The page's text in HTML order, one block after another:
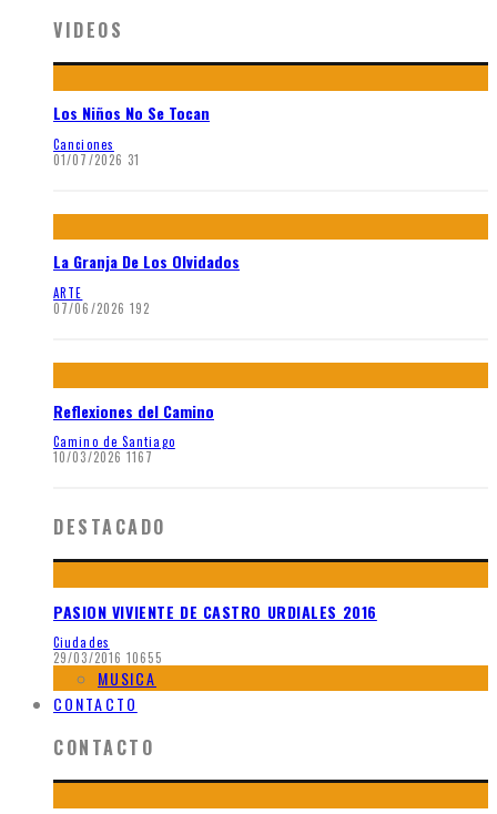
VIDEOS
Los Niños No Se Tocan
Canciones
01/07/2026 31
La Granja De Los Olvidados
ARTE
07/06/2026 192
Reflexiones del Camino
Camino de Santiago
10/03/2026 1167
DESTACADO
PASION VIVIENTE DE CASTRO URDIALES 2016
Ciudades
29/03/2016 10655
MUSICA
CONTACTO
CONTACTO